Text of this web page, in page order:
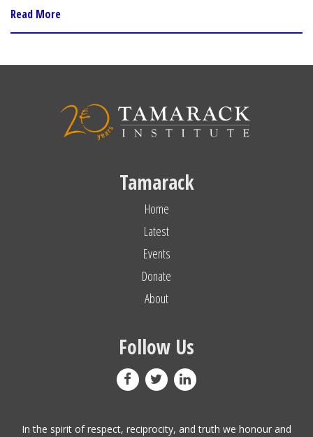
Read More
Tamarack
Home
Latest
Events
Donate
About
Follow Us
In the spirit of respect, reciprocity, and truth we honour and